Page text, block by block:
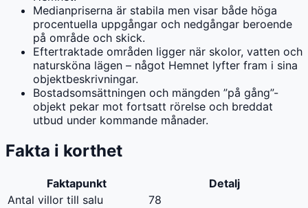
Medianpriserna är stabila men visar både höga
procentuella uppgångar och nedgångar beroende
på område och skick.
Eftertraktade områden ligger när skolor, vatten och
natursköna lägen – något Hemnet lyfter fram i sina
objektbeskrivningar.
Bostadsomsättningen och mängden ”på gång”-
objekt pekar mot fortsatt rörelse och breddat
utbud under kommande månader.
Fakta i korthet
Faktapunkt
Detalj
Antal villor till salu
78